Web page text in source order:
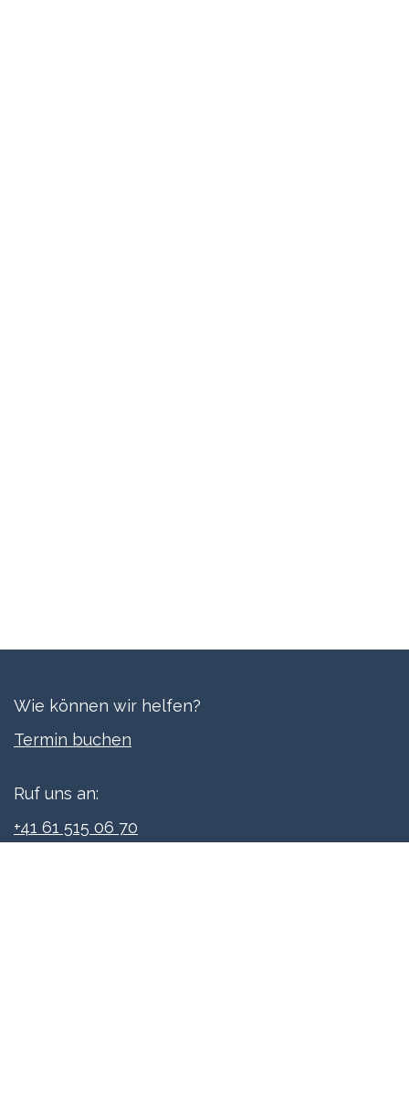
Wie können wir helfen?
Termi​n buchen
Ruf uns an:
+41 61 515 06 70